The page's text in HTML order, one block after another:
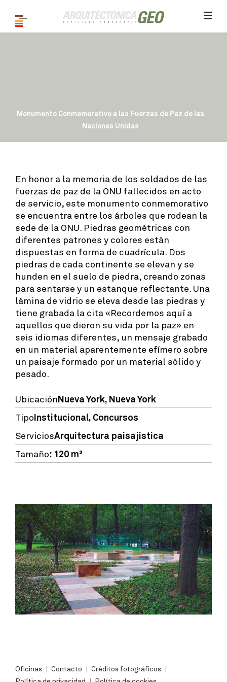
Monumento Conmemorativo a las Fuerzas de Paz de las
Naciones Unidas
En honor a la memoria de los soldados de las
fuerzas de paz de la ONU fallecidos en acto
de servicio, este monumento conmemorativo
se encuentra entre los árboles que rodean la
sede de la ONU. Piedras geométricas con
diferentes patrones y colores están
dispuestas en forma de cuadrícula. Dos
piedras de cada continente se elevan y se
hunden en el suelo de piedra, creando zonas
para sentarse y un estanque reflectante. Una
lámina de vidrio se eleva desde las piedras y
tiene grabada la cita «Recordemos aquí a
aquellos que dieron su vida por la paz» en
seis idiomas diferentes, un mensaje grabado
en un material aparentemente efímero sobre
un paisaje formado por un material sólido y
pesado.
UbicaciónNueva York, Nueva York
TipoInstitucional, Concursos
ServiciosArquitectura paisajística
Tamaño: 120 m²
Oficinas Contacto
Créditos fotográficos